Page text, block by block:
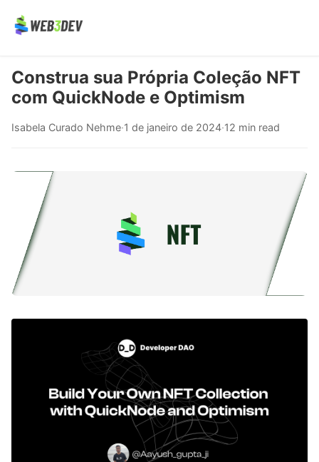
Construa sua Própria Coleção NFT
com QuickNode e Optimism
Isabela Curado Nehme·1 de janeiro de 2024·12 min read